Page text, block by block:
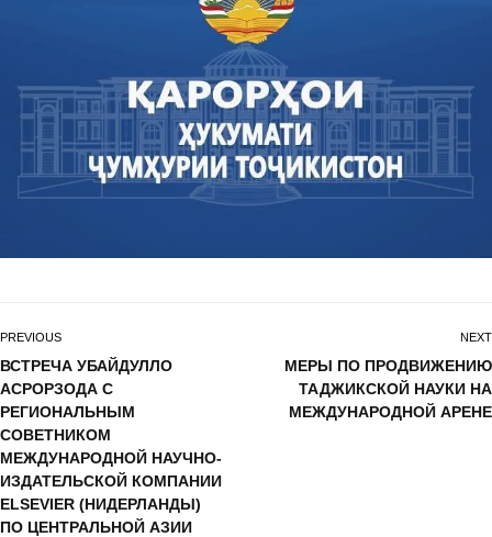
PREVIOUS
ВСТРЕЧА УБАЙДУЛЛО
АСРОРЗОДА С
РЕГИОНАЛЬНЫМ
СОВЕТНИКОМ
МЕЖДУНАРОДНОЙ НАУЧНО-
ИЗДАТЕЛЬСКОЙ КОМПАНИИ
ELSEVIER (НИДЕРЛАНДЫ)
ПО ЦЕНТРАЛЬНОЙ АЗИИ
NEXT
МЕРЫ ПО ПРОДВИЖЕНИЮ
ТАДЖИКСКОЙ НАУКИ НА
МЕЖДУНАРОДНОЙ АРЕНЕ